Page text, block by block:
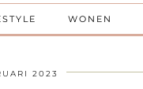
WONEN
2023